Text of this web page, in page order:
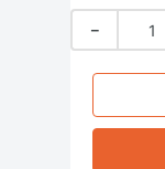
－